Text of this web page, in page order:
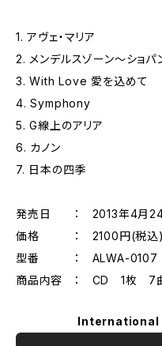
1. アヴェ・マリア
2. メンデルスゾーン～ショパ
3. With Love 愛を込めて
4. Symphony
5. G線上のアリア
6. カノン
7. 日本の四季
発売日 ： 2013年4月
価格 ： 2100円(税込)
型番 ： ALWA-0107
商品内容 ： CD 1枚 7
International